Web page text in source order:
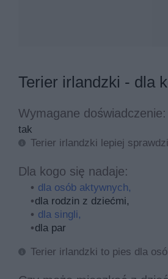
Terier irlandzki - dla
Wymagane doświadczenie:
tak
Terier irlandzki lepiej
Dla kogo się nadaje:
dla osób aktywnych,
dla rodzin z dziećmi,
dla singli,
dla par
Terier irlandzki to pies dla